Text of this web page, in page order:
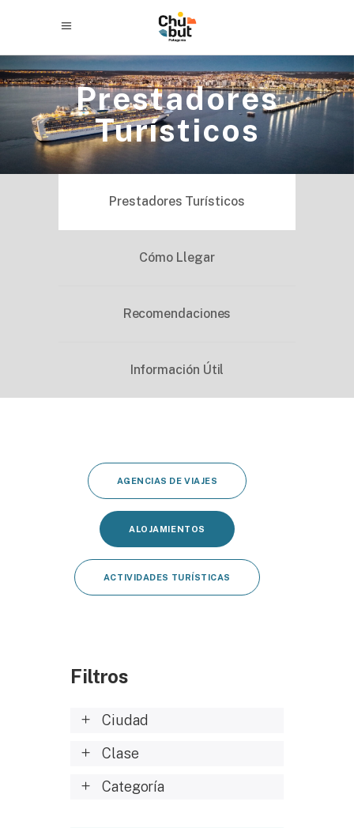
Prestadores
Turísticos
Prestadores Turísticos
Cómo Llegar
Recomendaciones
Información Útil
AGENCIAS DE VIAJES
ALOJAMIENTOS
ACTIVIDADES TURÍSTICAS
Filtros
Ciudad
Clase
Categoría